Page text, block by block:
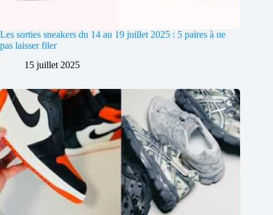
Les sorties sneakers du 14 au 19 juillet 2025 : 5 paires à ne
pas laisser filer
15 juillet 2025